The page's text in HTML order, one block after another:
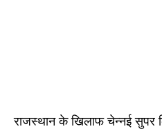
राजस्थान के खिलाफ चेन्नई सुपर